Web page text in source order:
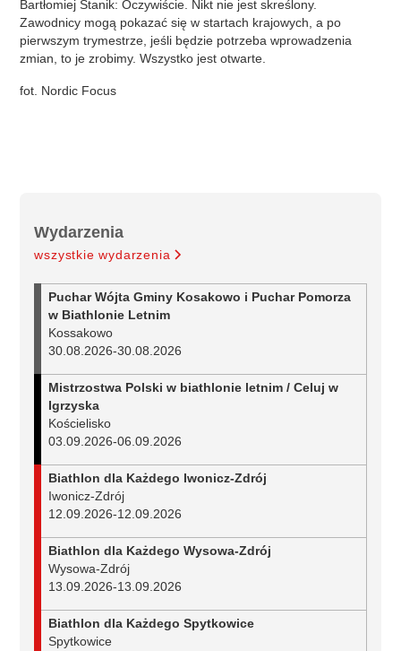
Wydarzenia
wszystkie wydarzenia
Puchar Wójta Gminy Kosakowo i Puchar Pomorza
w Biathlonie Letnim
Kossakowo
30.08.2026-30.08.2026
Mistrzostwa Polski w biathlonie letnim / Celuj w
Igrzyska
Kościelisko
03.09.2026-06.09.2026
Biathlon dla Każdego Iwonicz-Zdrój
Iwonicz-Zdrój
12.09.2026-12.09.2026
Biathlon dla Każdego Wysowa-Zdrój
Wysowa-Zdrój
13.09.2026-13.09.2026
Biathlon dla Każdego Spytkowice
Spytkowice
Bartłomiej Stanik: Oczywiście. Nikt nie jest skreślony.
Zawodnicy mogą pokazać się w startach krajowych, a po
pierwszym trymestrze, jeśli będzie potrzeba wprowadzenia
zmian, to je zrobimy. Wszystko jest otwarte.
fot. Nordic Focus